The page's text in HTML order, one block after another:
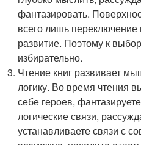
фантазировать.
всего лишь
развитие. Поэтому к
избирательно.
Чтение книг развивает
логику. Во время чтения
себе героев,
логические связи,
устанавливаете связи с